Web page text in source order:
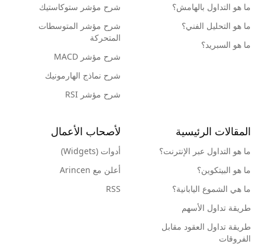
ما هو التداول بالهامش؟
ما هو التحليل الفني؟
ما هو السبريد؟
شرح مؤشر ستوكاستيك
شرح مؤشر المتوسطات
المتحركة
شرح مؤشر MACD
شرح نماذج الهارمونيك
شرح مؤشر RSI
المقالات الرئيسية
ما هو التداول عبر الإنترنت؟
ما هو البيتكوين؟
ما هي الشموع اليابانية؟
طريقة تداول الأسهم
طريقة تداول العقود مقابل
الفروقات
لأصحاب الأعمال
أدوات (Widgets)
أعلن مع Arincen
RSS